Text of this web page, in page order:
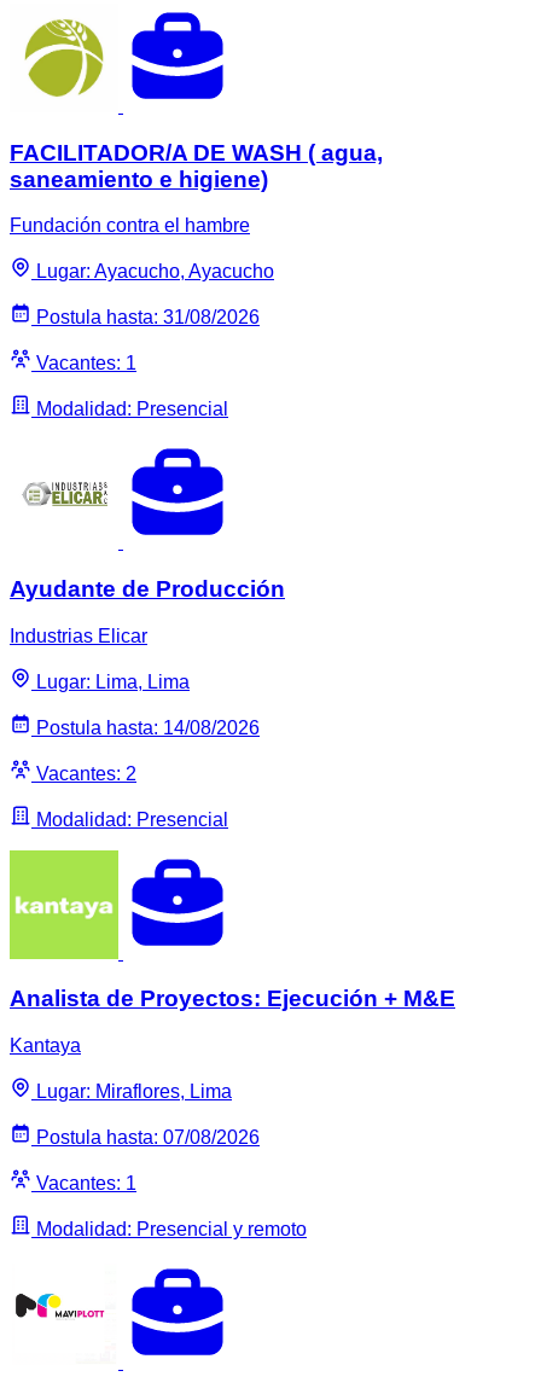
FACILITADOR/A DE WASH ( agua,
saneamiento e higiene)
Fundación contra el hambre
Lugar: Ayacucho, Ayacucho
Postula hasta: 31/08/2026
Vacantes: 1
Modalidad: Presencial
Ayudante de Producción
Industrias Elicar
Lugar: Lima, Lima
Postula hasta: 14/08/2026
Vacantes: 2
Modalidad: Presencial
Analista de Proyectos: Ejecución + M&E
Kantaya
Lugar: Miraflores, Lima
Postula hasta: 07/08/2026
Vacantes: 1
Modalidad: Presencial y remoto